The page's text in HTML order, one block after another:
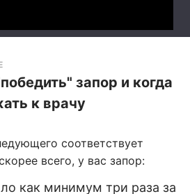
запор и когда
к врачу
соответствует
всего, у вас запор:
как минимум три раза за